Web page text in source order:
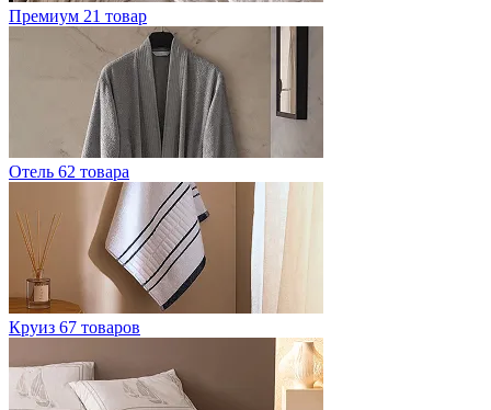
Премиум 21 товар
Отель 62 товара
Круиз 67 товаров